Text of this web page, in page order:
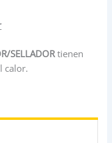
SELLADOR tienen
calor.